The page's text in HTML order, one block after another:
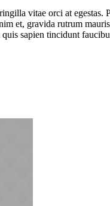
vitae orci at egestas.
et, gravida rutrum
sapien tincidunt